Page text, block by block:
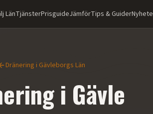
LänTjänsterPrisguideJämförTips & Guider
Dränering i Gävleborgs Län
i Gävle